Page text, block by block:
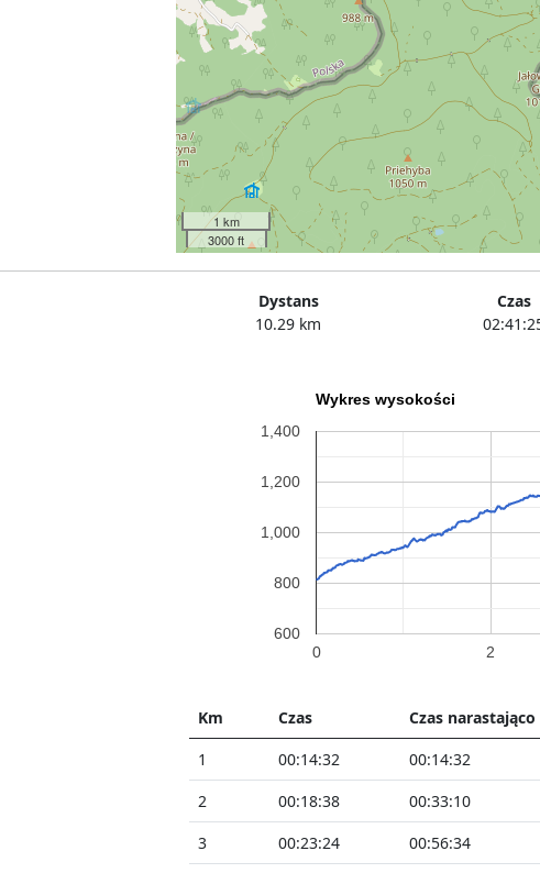
1 km
3000 ft
Dystans
10.29 km
Czas
Wykres wysokości
0 2
600
800
1,000
1,200
1,400
Km Czas Czas narastająco
1
00:14:32 00:14:32
2
00:18:38 00:33:10
3
00:23:24 00:56:34